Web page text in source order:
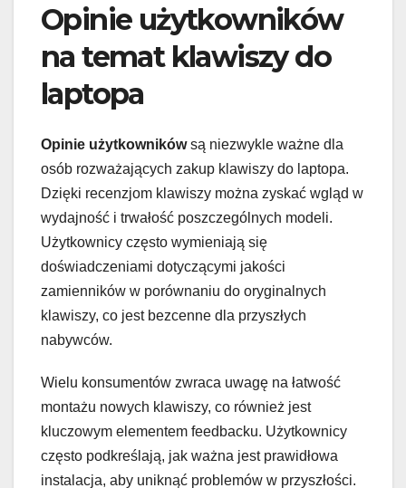
Opinie użytkowników
na temat klawiszy do
laptopa
Opinie użytkownikówsą niezwykle ważne dla
osób rozważających zakup klawiszy do laptopa.
Dzięki recenzjom klawiszy można zyskać wgląd w
wydajność i trwałość poszczególnych modeli.
Użytkownicy często wymieniają się
doświadczeniami dotyczącymi jakości
zamienników w porównaniu do oryginalnych
klawiszy, co jest bezcenne dla przyszłych
nabywców.
Wielu konsumentów zwraca uwagę na łatwość
montażu nowych klawiszy, co również jest
kluczowym elementem feedbacku. Użytkownicy
często podkreślają, jak ważna jest prawidłowa
instalacja, aby uniknąć problemów w przyszłości.